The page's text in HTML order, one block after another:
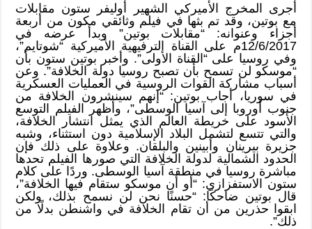
أجرى المخرج الأميركي الشهير أوليفر ستون مقابلات
مع بوتين، وقد تم بثها في فيلم وثائقي مكون من أربعة
أجزاء وعنوانه: “مقابلات بوتين” وبدأ عرضه في
12/6/2017م على القناة الترفيهية الأميركية “شوتايم”،
وفي روسيا على “القناة الأولى”. وأخبر بوتين ستون بأن
“موسكو لن تسمح بأن تصبح روسيا دولة الخلافة”. وعن
أسباب مشاركة القوات الروسية في العمليات العسكرية
في سوريا، أجاب بوتين: “إنهم سينشرون الخلافة من
جنوب أوروبا إلى آسيا الوسطى”، وأظهر الفيلم التوسع
الأسود على خريطة العالم الذي يمثل انتشار الخلافة،
والتي تتسع لتشمل البلاد الإسلامية دون استثناء، وشبه
جزيرة بيرينان وأبينين والبلقان. وعلاوة على ذلك فإن
الحدود الشمالية لدولة الخلافة التي صورها الفيلم تحدها
مباشرة روسيا في منطقة آسيا الوسطى. وردًا على كلام
ستون الاستفزازي: “أو أن موسكو ستقام فيها الخلافة”،
قال بوتين ضاحكًا: “حسنًا نحن لن نسمح بذلك، ولكن
ابقوا حذرين من أن تقام الخلافة في واشنطن بدلًا من
ذلك”.